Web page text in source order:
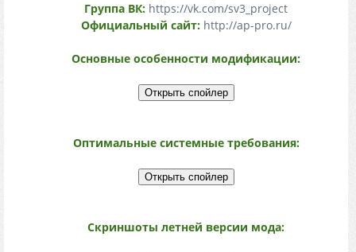
Группа ВК: https://vk.com/sv3_project
Официальный сайт: http://ap-pro.ru/
Основные особенности модификации:
Оптимальные системные требования:
Скриншоты летней версии мода: